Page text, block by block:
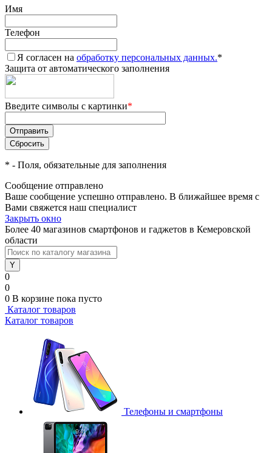
Имя
Телефон
Я согласен на обработку персональных данных.*
Защита от автоматического заполнения
Введите символы с картинки*
* - Поля, обязательные для заполнения
Сообщение отправлено
Ваше сообщение успешно отправлено. В ближайшее время с
Вами свяжется наш специалист
Закрыть окно
Более 40 магазинов смартфонов и гаджетов в Кемеровской
области
0
0
0 В корзине пока пусто
Каталог товаров
Каталог товаров
Телефоны и смартфоны